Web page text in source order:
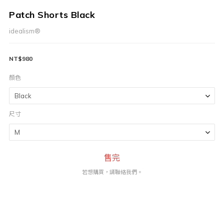
Patch Shorts Black
idealism®
NT$980
顏色
尺寸
售完
若想購買，請聯絡我們。